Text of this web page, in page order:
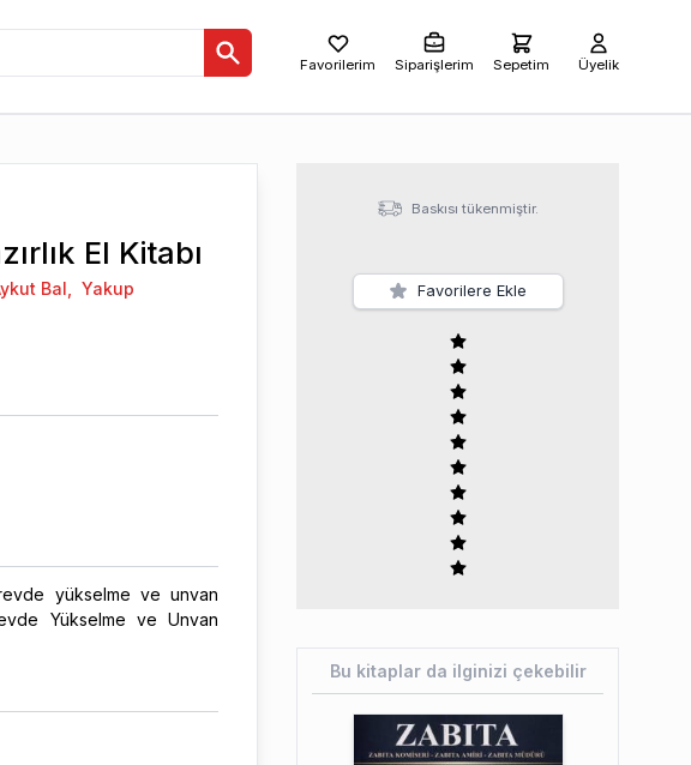
Favorilerim Siparişlerim Sepetim Üyelik
El Kitabı
Bal
Yakup
yükselme ve unvan
Yükselme ve Unvan
Baskısı tükenmiştir.
Favorilere Ekle
Bu kitaplar da ilginizi çekebilir